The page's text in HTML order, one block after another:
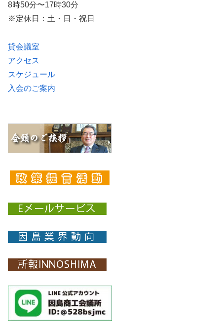
8時50分〜17時30分
※定休日：土・日・祝日
貸会議室
アクセス
スケジュール
入会のご案内